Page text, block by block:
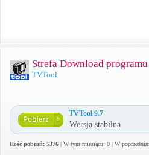
Strefa Download programu
TVTool
TVTool 9.7
Wersja stabilna
Ilość pobrań: 5376 | W tym miesiącu: 0 | W